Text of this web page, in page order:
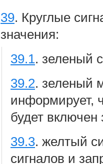
39. Круглые
значения:
39.1. зеленый
39.2. зеленый
информирует,
будет
39.3. желтый
сигналов и